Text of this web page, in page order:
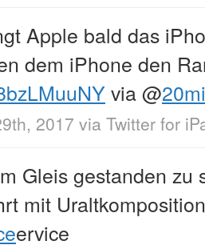
Apple bald das
dem iPhone den
via@
2017 via Twitter for
Gleis gestanden zu
mit
ervice